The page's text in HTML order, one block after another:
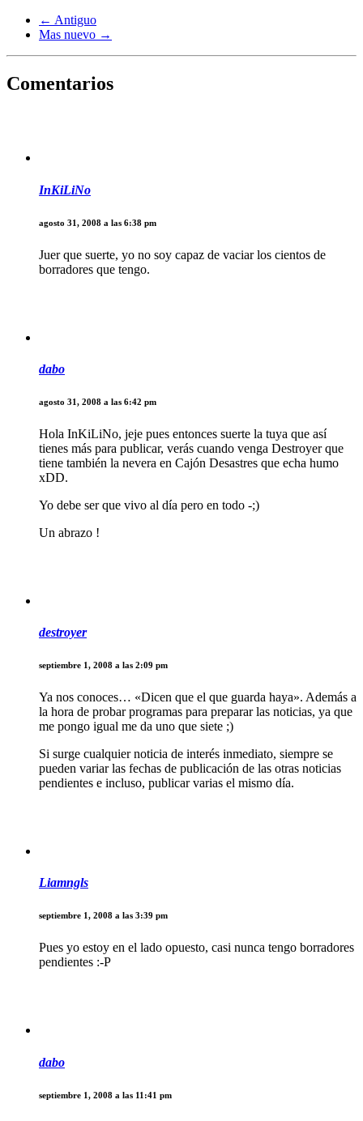
← Antiguo
Mas nuevo →
Comentarios
InKiLiNo
agosto 31, 2008 a las 6:38 pm
Juer que suerte, yo no soy capaz de vaciar los cientos de
borradores que tengo.
dabo
agosto 31, 2008 a las 6:42 pm
Hola InKiLiNo, jeje pues entonces suerte la tuya que así
tienes más para publicar, verás cuando venga Destroyer que
tiene también la nevera en Cajón Desastres que echa humo
xDD.
Yo debe ser que vivo al día pero en todo -;)
Un abrazo !
destroyer
septiembre 1, 2008 a las 2:09 pm
Ya nos conoces… «Dicen que el que guarda haya». Además a
la hora de probar programas para preparar las noticias, ya que
me pongo igual me da uno que siete ;)
Si surge cualquier noticia de interés inmediato, siempre se
pueden variar las fechas de publicación de las otras noticias
pendientes e incluso, publicar varias el mismo día.
Liamngls
septiembre 1, 2008 a las 3:39 pm
Pues yo estoy en el lado opuesto, casi nunca tengo borradores
pendientes :-P
dabo
septiembre 1, 2008 a las 11:41 pm